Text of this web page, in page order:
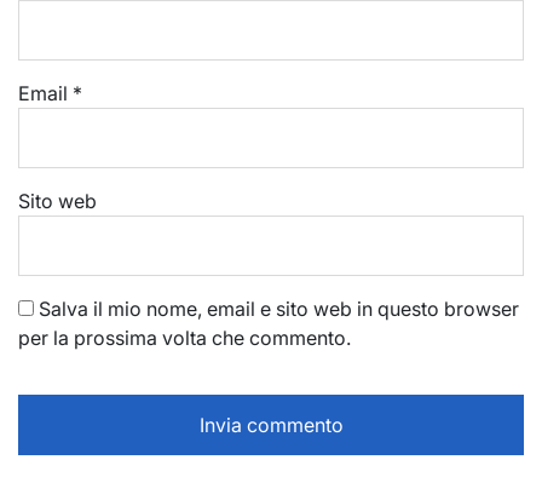
Email *
Sito web
Salva il mio nome, email e sito web in questo browser
per la prossima volta che commento.